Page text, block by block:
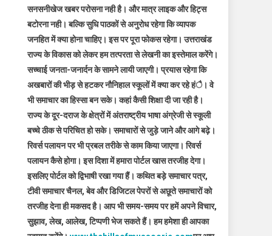
सनसनीखेज खबर परोसना नही है। और मात्र लाइक और हिट्स
बटोरना नही। बल्कि सुधि पाठकों से अनुरोध रहेगा कि व्यापक
जनहित में क्या होना चाहिए। इस पर पूरा फोकस रहेगा। उत्तराखंड
राज्य के विकास को लेकर हम तत्परता से लेखनी का इस्तेमाल करेंगे।
सच्चाई जनता-जनार्दन के सामने लायी जाएगी। प्रयास रहेगा कि
अखबारों की भीड़ से हटकर नौनिहाल स्कूलों में क्या कर रहे हंै। वे
भी समाचार का हिस्सा बन सके। कहां कैसी शिक्षा दी जा रही है।
राज्य के दूर-दराज के क्षेत्रों में अंतराष्ट्रीय भाषा अंग्रेजी से स्कूली
बच्चे ठीक से परिचित हो सके। समाचारों से जुड़े जाने और आगे बढ़े।
रिवर्स पलायन पर भी प्रबल तरीके से काम किया जाएगा। रिवर्स
पलायन कैसे होगा। इस दिशा में हमारा पोर्टल खास तरजीह देगा।
इसलिए पोर्टल को द्विभाषी रखा गया हैं। कथित बड़े समाचार पत्र,
टीवी समाचार चैनल, बेव और डिजिटल पेपरों से अछूते समाचारों को
तरजीह देना ही मकसद है। आप भी समय-समय पर हमें अपने विचार,
सुझाव, लेख, आलेख, टिप्पणी भेज सकते हैं। हम हमेशा ही आपका